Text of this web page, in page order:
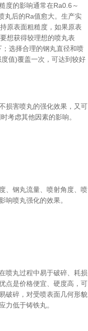
度的影响通常在Ra0.6～
丸后的Ra值愈大。生产实
原表面粗糙度，如果原表
想获得较理想的喷丸表
选择合理的钢丸直径和喷
值)覆盖一次，可达到较好
损害喷丸的强化效果，又可
考虑其他因素的影响。
、钢丸流量、喷射角度、喷
响喷丸强化的效果。
喷丸过程中易于破碎、耗损
点是价格便宜、硬度高，可
破碎，对受喷表面几何形貌
力低于铸铁丸。